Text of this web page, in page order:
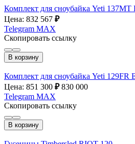
Комплект для сноубайка Yeti 137MT
Цена: 832 567 ₽
Telegram MAX
Скопировать ссылку
В корзину
Комплект для сноубайка Yeti 129FR
Цена: 851 300 ₽ 830 000
Telegram MAX
Скопировать ссылку
В корзину